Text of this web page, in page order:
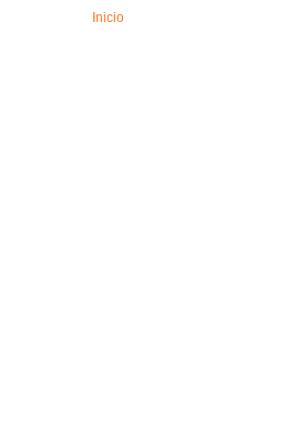
Inicio